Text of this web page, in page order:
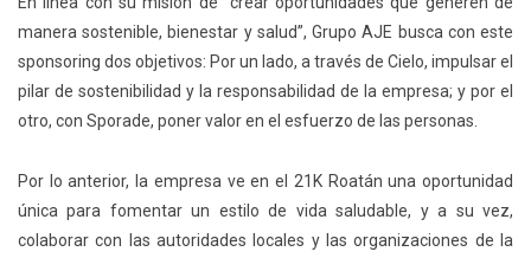
manera sostenible, bienestar y salud”, Grupo AJE busca con este
sponsoring dos objetivos: Por un lado, a través de Cielo, impulsar el
pilar de sostenibilidad y la responsabilidad de la empresa; y por el
otro, con Sporade, poner valor en el esfuerzo de las personas.
Por lo anterior, la empresa ve en el 21K Roatán una oportunidad
única para fomentar un estilo de vida saludable, y a su vez,
colaborar con las autoridades locales y las organizaciones de la